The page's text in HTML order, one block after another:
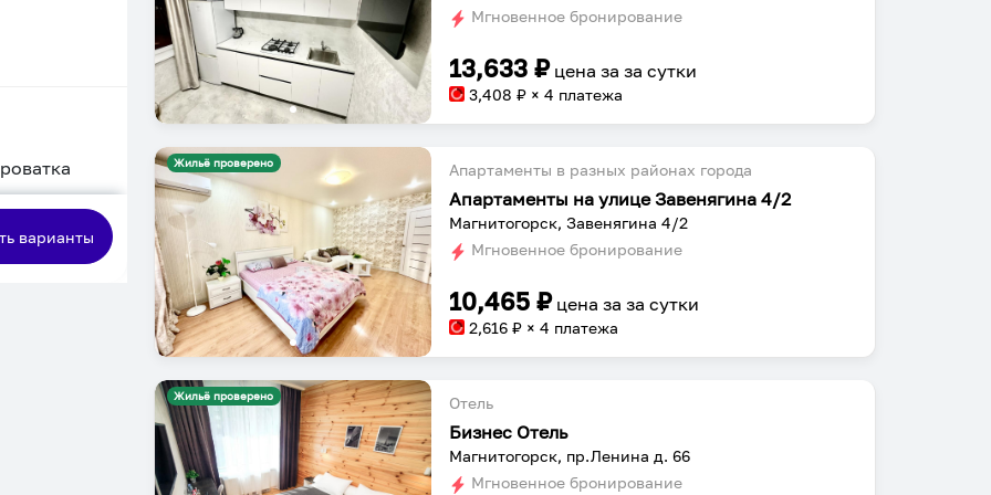
варианты
Мгновенное бронирование
13,633 ₽ цена заза сутки
3,408 ₽ × 4 платежа
Жильё проверено Апартаменты в разных районах города
Апартаменты на улице Завенягина 4/2
Магнитогорск, Завенягина 4/2
Мгновенное бронирование
10,465 ₽ цена заза сутки
2,616 ₽ × 4 платежа
Жильё проверено Отель
Бизнес Отель
Магнитогорск, пр.Ленина д. 66
Мгновенное бронирование